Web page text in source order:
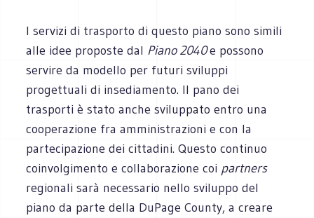
I servizi di trasporto di questo piano sono simili
alle idee proposte dal Piano 2040e possono
servire da modello per futuri sviluppi
progettuali di insediamento. Il pano dei
trasporti è stato anche sviluppato entro una
cooperazione fra amministrazioni e con la
partecipazione dei cittadini. Questo continuo
coinvolgimento e collaborazione coi partners
regionali sarà necessario nello sviluppo del
piano da parte della DuPage County, a creare